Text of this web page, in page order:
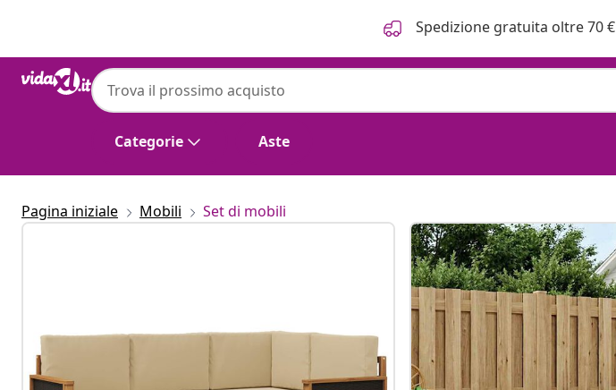
Spedizione gratuita oltre 70 €
Categorie Aste
Pagina iniziale Mobili Set di mobili